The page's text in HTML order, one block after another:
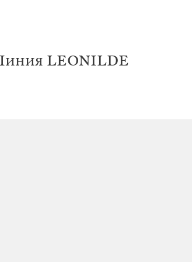
LEONILDE